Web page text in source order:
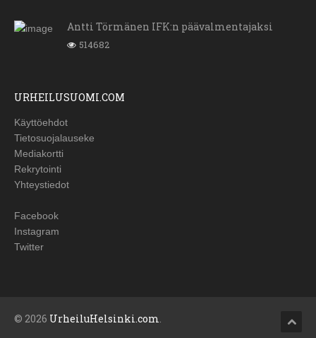
Antti Törmänen IFK:n päävalmentajaksi
514682
URHEILUSUOMI.COM
Käyttöehdot
Tietosuojalauseke
Mediakortti
Rekrytointi
Yhteystiedot
Facebook
Instagram
Twitter
© 2026 UrheiluHelsinki.com.